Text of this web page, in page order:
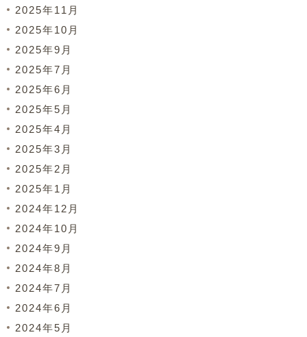
2025年11月
2025年10月
2025年9月
2025年7月
2025年6月
2025年5月
2025年4月
2025年3月
2025年2月
2025年1月
2024年12月
2024年10月
2024年9月
2024年8月
2024年7月
2024年6月
2024年5月